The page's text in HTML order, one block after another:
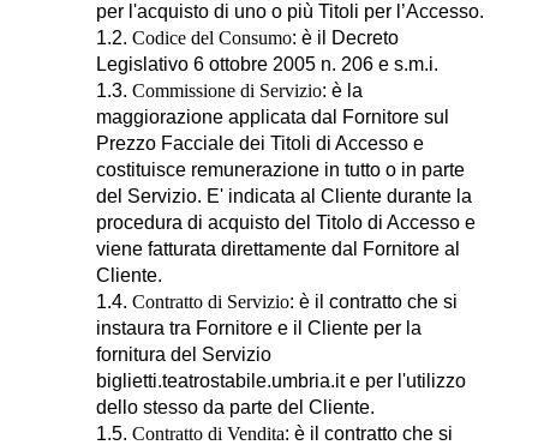
per l'acquisto di uno o più Titoli per l’Accesso.
1.2. Codice del Consumo: è il Decreto
Legislativo 6 ottobre 2005 n. 206 e s.m.i.
1.3. Commissione di Servizio: è la
maggiorazione applicata dal Fornitore sul
Prezzo Facciale dei Titoli di Accesso e
costituisce remunerazione in tutto o in parte
del Servizio. E' indicata al Cliente durante la
procedura di acquisto del Titolo di Accesso e
viene fatturata direttamente dal Fornitore al
Cliente.
1.4. Contratto di Servizio: è il contratto che si
instaura tra Fornitore e il Cliente per la
fornitura del Servizio
biglietti.teatrostabile.umbria.it e per l'utilizzo
dello stesso da parte del Cliente.
1.5. Contratto di Vendita: è il contratto che si